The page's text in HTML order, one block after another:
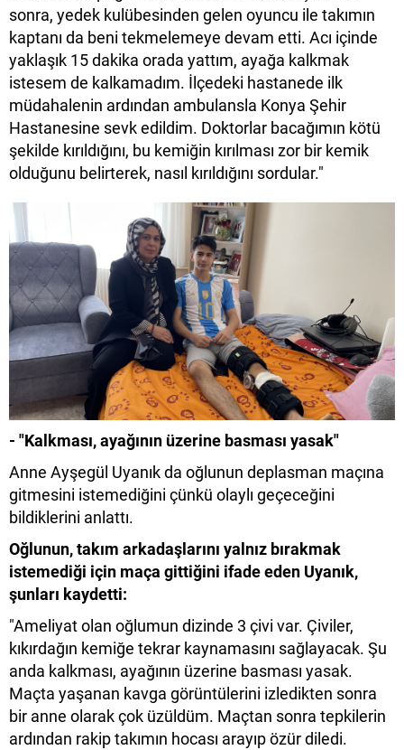
sonra, yedek kulübesinden gelen oyuncu ile takımın
kaptanı da beni tekmelemeye devam etti. Acı içinde
yaklaşık 15 dakika orada yattım, ayağa kalkmak
istesem de kalkamadım. İlçedeki hastanede ilk
müdahalenin ardından ambulansla Konya Şehir
Hastanesine sevk edildim. Doktorlar bacağımın kötü
şekilde kırıldığını, bu kemiğin kırılması zor bir kemik
olduğunu belirterek, nasıl kırıldığını sordular."
- "Kalkması, ayağının üzerine basması yasak"
Anne Ayşegül Uyanık da oğlunun deplasman maçına
gitmesini istemediğini çünkü olaylı geçeceğini
bildiklerini anlattı.
Oğlunun, takım arkadaşlarını yalnız bırakmak
istemediği için maça gittiğini ifade eden Uyanık,
şunları kaydetti:
"Ameliyat olan oğlumun dizinde 3 çivi var. Çiviler,
kıkırdağın kemiğe tekrar kaynamasını sağlayacak. Şu
anda kalkması, ayağının üzerine basması yasak.
Maçta yaşanan kavga görüntülerini izledikten sonra
bir anne olarak çok üzüldüm. Maçtan sonra tepkilerin
ardından rakip takımın hocası arayıp özür diledi.